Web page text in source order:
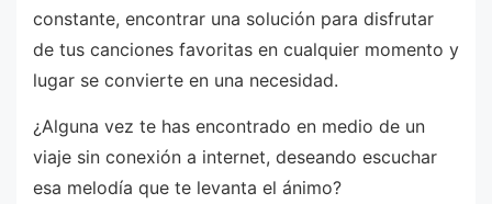
constante, encontrar una solución para disfrutar
de tus canciones favoritas en cualquier momento y
lugar se convierte en una necesidad.
¿Alguna vez te has encontrado en medio de un
viaje sin conexión a internet, deseando escuchar
esa melodía que te levanta el ánimo?